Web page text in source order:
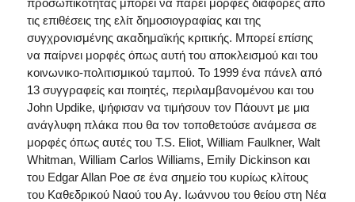
προσωπικότητας μπορεί να πάρει μορφές διάφορες από
τις επιθέσεις της ελίτ δημοσιογραφίας και της
συγχρονισμένης ακαδημαϊκής κριτικής. Μπορεί επίσης
να παίρνει μορφές όπως αυτή του αποκλεισμού και του
κοινωνικο-πολιτισμικού ταμπού. Το 1999 ένα πάνελ από
13 συγγραφείς και ποιητές, περιλαμβανομένου και του
John Updike, ψήφισαν να τιμήσουν τον Πάουντ με μια
ανάγλυφη πλάκα που θα τον τοποθετούσε ανάμεσα σε
μορφές όπως αυτές του T.S. Eliot, William Faulkner, Walt
Whitman, William Carlos Williams, Emily Dickinson και
του Edgar Allan Poe σε ένα σημείο του κυρίως κλίτους
του Καθεδρικού Ναού του Αγ. Ιωάννου του θείου στη Νέα